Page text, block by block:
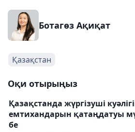
Ботагөз Ақиқат
Қазақстан
Оқи отырыңыз
Қазақстанда жүргізуші
емтихандарын қатаңдатуы
бе